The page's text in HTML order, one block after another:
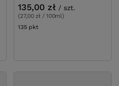
135,00 zł / szt.
(27,00 zł / 100ml)
135 pktpunktów